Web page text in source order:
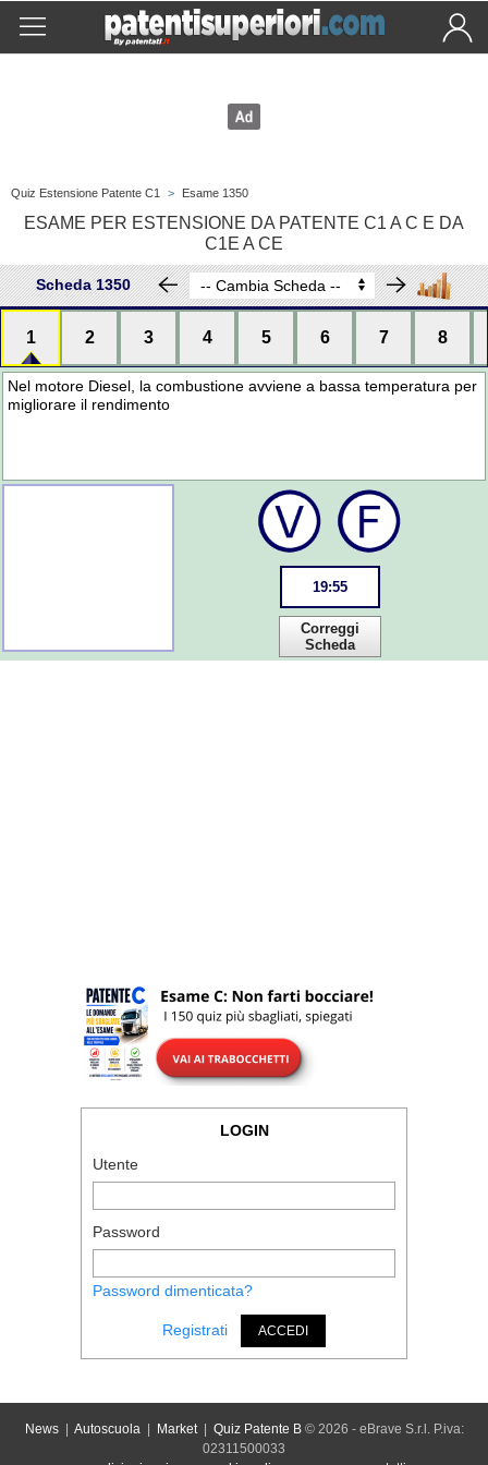
Quiz Estensione Patente C1 > Esame 1350
ESAME PER ESTENSIONE DA PATENTE C1 A C E DA
C1E A CE
Scheda 1350
1 2 3 4 5 6 7 8
Nel motore Diesel, la combustione avviene a bassa temperatura per
migliorare il rendimento
19:55
Correggi
Scheda
LOGIN
Utente
Password
Password dimenticata?
Registrati ACCEDI
News| Autoscuola| Market| Quiz Patente B© 2026 - eBrave S.r.l. P.iva:
02311500033